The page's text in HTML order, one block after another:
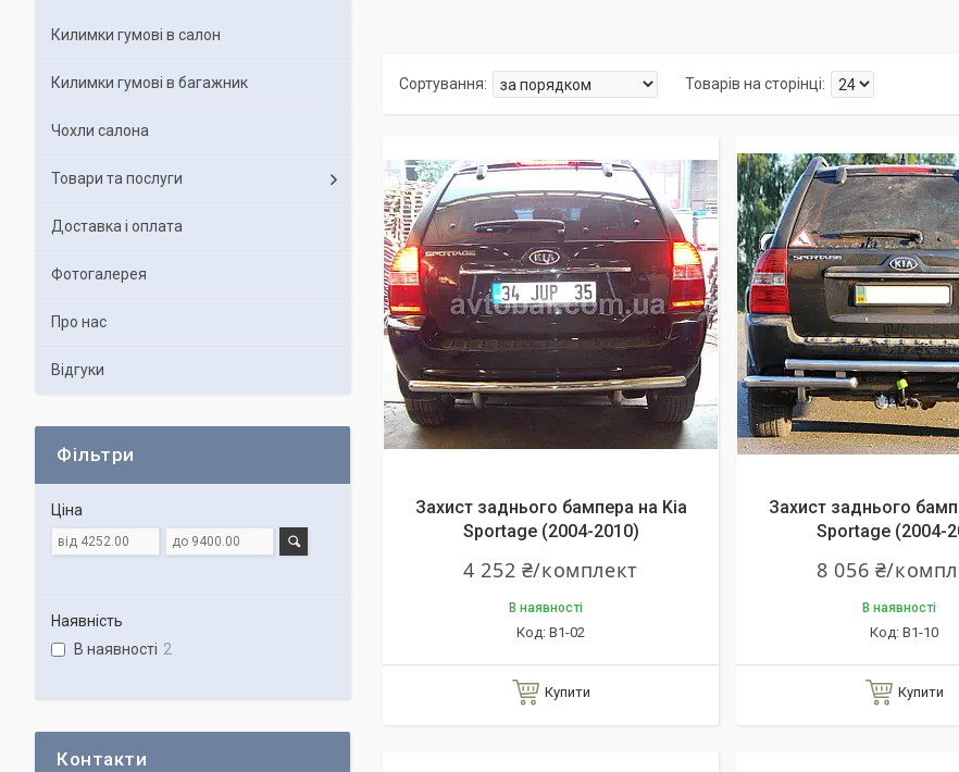
Захист заднього бампера на Kia
Sportage (2004-2010)
4 252 ₴/комплект
В наявності
B1-02
Купити
Захист заднього
Sportage (2004-
8 056 ₴/
В наявності
B1-10
Купити
Килимки гумові в салон
Килимки гумові в багажник
Чохли салона
Товари та послуги
Доставка і оплата
Фотогалерея
Про нас
Відгуки
Фільтри
Ціна
Наявність
В наявності 2